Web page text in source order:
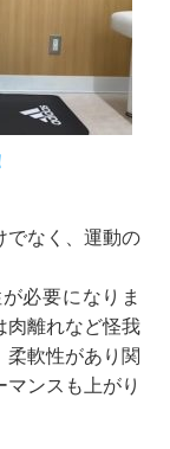
なく、運動の
必要になりま
肉離れなど怪我
柔軟性があり関
ンスも上がり